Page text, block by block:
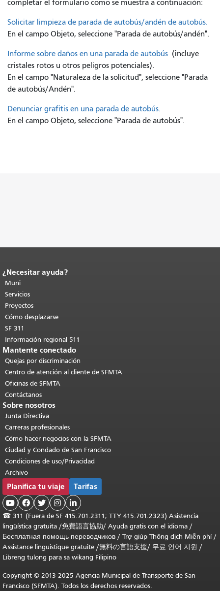
completar el formulario como se muestra a continuación:
Solicitar limpieza de parada de autobús/andén de autobús.
En el campo Objeto, seleccione "Parada de autobús/andén".
Informe sobre daños en una parada de autobús (incluye
cristales rotos u otros peligros potenciales).
En el campo "Naturaleza de la solicitud", seleccione "Parada
de autobús/Andén".
Denunciar grafitis en una parada de autobús.
En el campo Objeto, seleccione "Parada de autobús".
Fin del contenido de la página.
de esta página se repite en todas las
páginas.Volver al principio del
contenido principal
¿Necesitar ayuda?
Muni
Servicios
Proyectos
Cómo desplazarse
SF 311
Información regional 511
Mantente conectado
Quejas por discriminación
Centro de atención al cliente de SFMTA
Oficinas de SFMTA
Contáctanos
Sobre nosotros
Junta Directiva
Carreras profesionales
Cómo hacer negocios con la SFMTA
Ciudad y Condado de San Francisco
Condiciones de uso/Privacidad
Archivo
Planifica tu viaje Tarifas
    
☎ 311 (Fuera de SF 415.701.2311; TTY 415.701.2323) Asistencia
lingüística gratuita /免費語言協助/ Ayuda gratis con el idioma /
Бесплатная помощь переводчиков / Trợ giúp Thông dịch Miễn phí/
Assistance linguistique gratuite /無料の言語支援/ 무료 언어 지원 /
Libreng tulong para sa wikang Filipino
Copyright © 2013-2025 Agencia Municipal de Transporte de San
Francisco (SFMTA). Todos los derechos reservados.